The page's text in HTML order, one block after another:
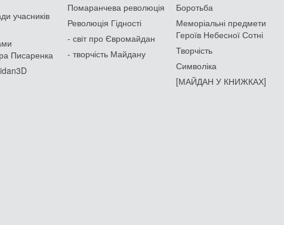
учасників
Писаренка
Помаранчева революція
Революція Гідності
- світ про Євромайдан
- творчість Майдану
Боротьба
Меморіальні предмети
Героїв Небесної Сотні
Творчість
Символіка
[МАЙДАН У КНИЖКАХ]